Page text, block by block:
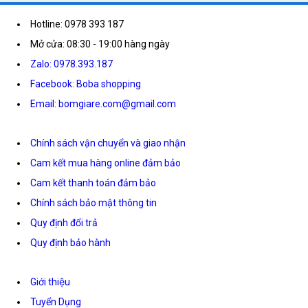
Hotline: 0978 393 187
Mở cửa: 08:30 - 19:00 hàng ngày
Zalo: 0978.393.187
Facebook: Boba shopping
Email: bomgiare.com@gmail.com
Chính sách vận chuyển và giao nhận
Cam kết mua hàng online đảm bảo
Cam kết thanh toán đảm bảo
Chính sách bảo mật thông tin
Quy định đổi trả
Quy định bảo hành
Giới thiệu
Tuyển Dụng